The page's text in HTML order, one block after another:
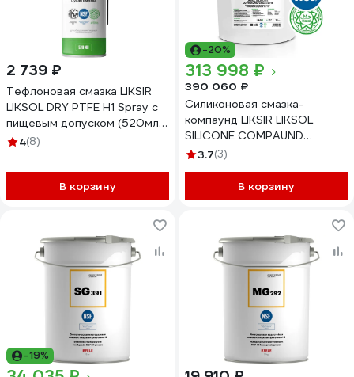
2 739 ₽
Тефлоновая смазка LIKSIR
LIKSOL DRY PTFE H1 Spray с
пищевым допуском (520мл)
500109
4(8)
В корзину
-20%
313 998 ₽
390 060 ₽
Силиконовая смазка-
компаунд LIKSIR LIKSOL
SILICONE COMPAUND
GREASE H1, 18кг 401004
3.7(3)
В корзину
-19%